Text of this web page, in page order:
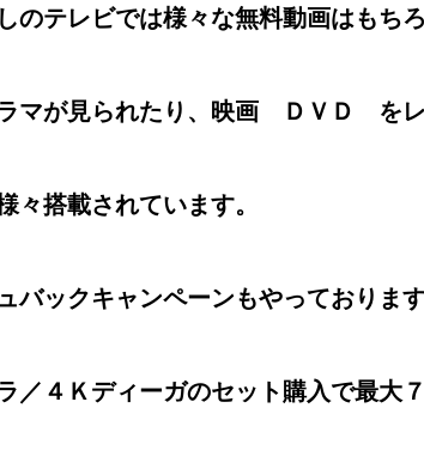
のテレビでは様々な無料動画はもち
マが見られたり、映画 ＤＶＤ を
々搭載されています。
バックキャンペーンもやっておりま
／４Ｋディーガのセット購入で最